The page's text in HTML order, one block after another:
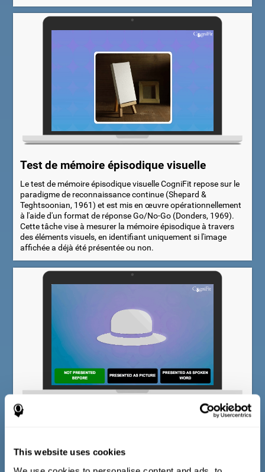
This website uses cookies
Test de mémoire épisodique visuelle
Le test de mémoire épisodique visuelle CogniFit repose sur le
paradigme de reconnaissance continue (Shepard &
Teghtsoonian, 1961) et est mis en œuvre opérationnellement
à l'aide d'un format de réponse Go/No-Go (Donders, 1969).
Cette tâche vise à mesurer la mémoire épisodique à travers
des éléments visuels, en identifiant uniquement si l'image
affichée a déjà été présentée ou non.
Test de mémoire lexicale multimodale
Naming Test (Kaplan et al., 1983) et le WAIS-III Vocabulary